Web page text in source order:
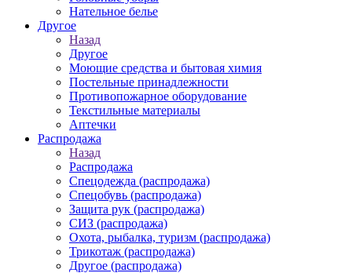
Нательное белье
Другое
Назад
Другое
Моющие средства и бытовая химия
Постельные принадлежности
Противопожарное оборудование
Текстильные материалы
Аптечки
Распродажа
Назад
Распродажа
Спецодежда (распродажа)
Спецобувь (распродажа)
Защита рук (распродажа)
СИЗ (распродажа)
Охота, рыбалка, туризм (распродажа)
Трикотаж (распродажа)
Другое (распродажа)